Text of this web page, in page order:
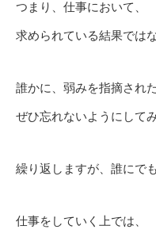
つまり、仕事において、
求められている結果では
誰かに、弱みを指摘され
ぜひ忘れないようにして
繰り返しますが、誰にで
仕事をしていく上では、